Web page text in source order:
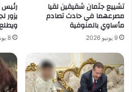
تشييع جثمان شقيقين لقيا
مصرعهما في حادث تصادم
مأساوي بالمنوفية
9 يونيو 2026
رئيس
يزور
8 يونيو 2026